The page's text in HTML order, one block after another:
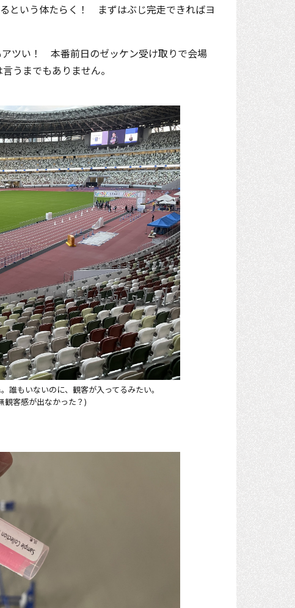
という体たらく！ まずはぶじ完走できればヨ
ツい！ 本番前日のゼッケン受け取りで会場
うまでもありません。
誰もいないのに、観客が入ってるみたい。
観客感が出なかった？)